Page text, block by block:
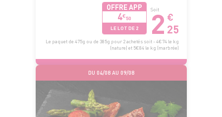
OFFRE APP
4€50
LE LOT DE 2
Soit
2 €
25
Le paquet de 475g ou de 385g pour 2 achetés soit - 4€74 le kg
(nature) et 5€84 le kg (marbrée)
DU 04/08 AU 09/08